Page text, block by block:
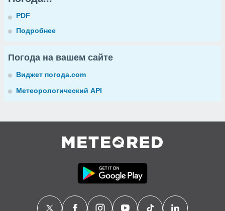
PDF
Подробнее
Погода на вашем сайте
Виджет погода.com
Метеорологический API